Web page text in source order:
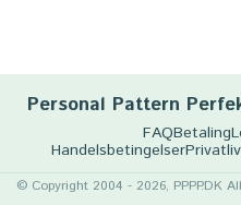
Personal Pattern
FAQBetaling
Handelsbetingelser
© Copyright 2004 - 2026, PPPP.DK